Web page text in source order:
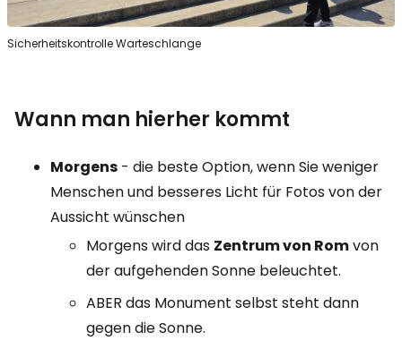
Sicherheitskontrolle Warteschlange
Wann man hierher kommt
Morgens - die beste Option, wenn Sie weniger
Menschen und besseres Licht für Fotos von der
Aussicht wünschen
Morgens wird das Zentrum von Romvon
der aufgehenden Sonne beleuchtet.
ABER das Monument selbst steht dann
gegen die Sonne.